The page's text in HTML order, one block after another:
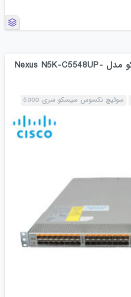
سوئیچ نکسوس سیسکو مدل Nexus N5K-C5548UP-
سوئیچ نکسوس سیسکو سری 5000